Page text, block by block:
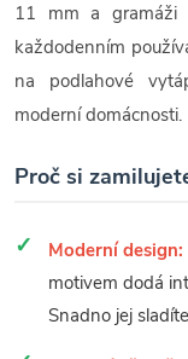
11 mm a gramáži
každodenním
na podlahové
moderní domácnosti.
Proč si
Moderní design:
motivem dodá
Snadno jej